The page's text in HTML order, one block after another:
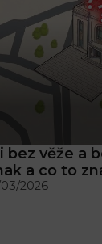
bez věže a
a co to
2026